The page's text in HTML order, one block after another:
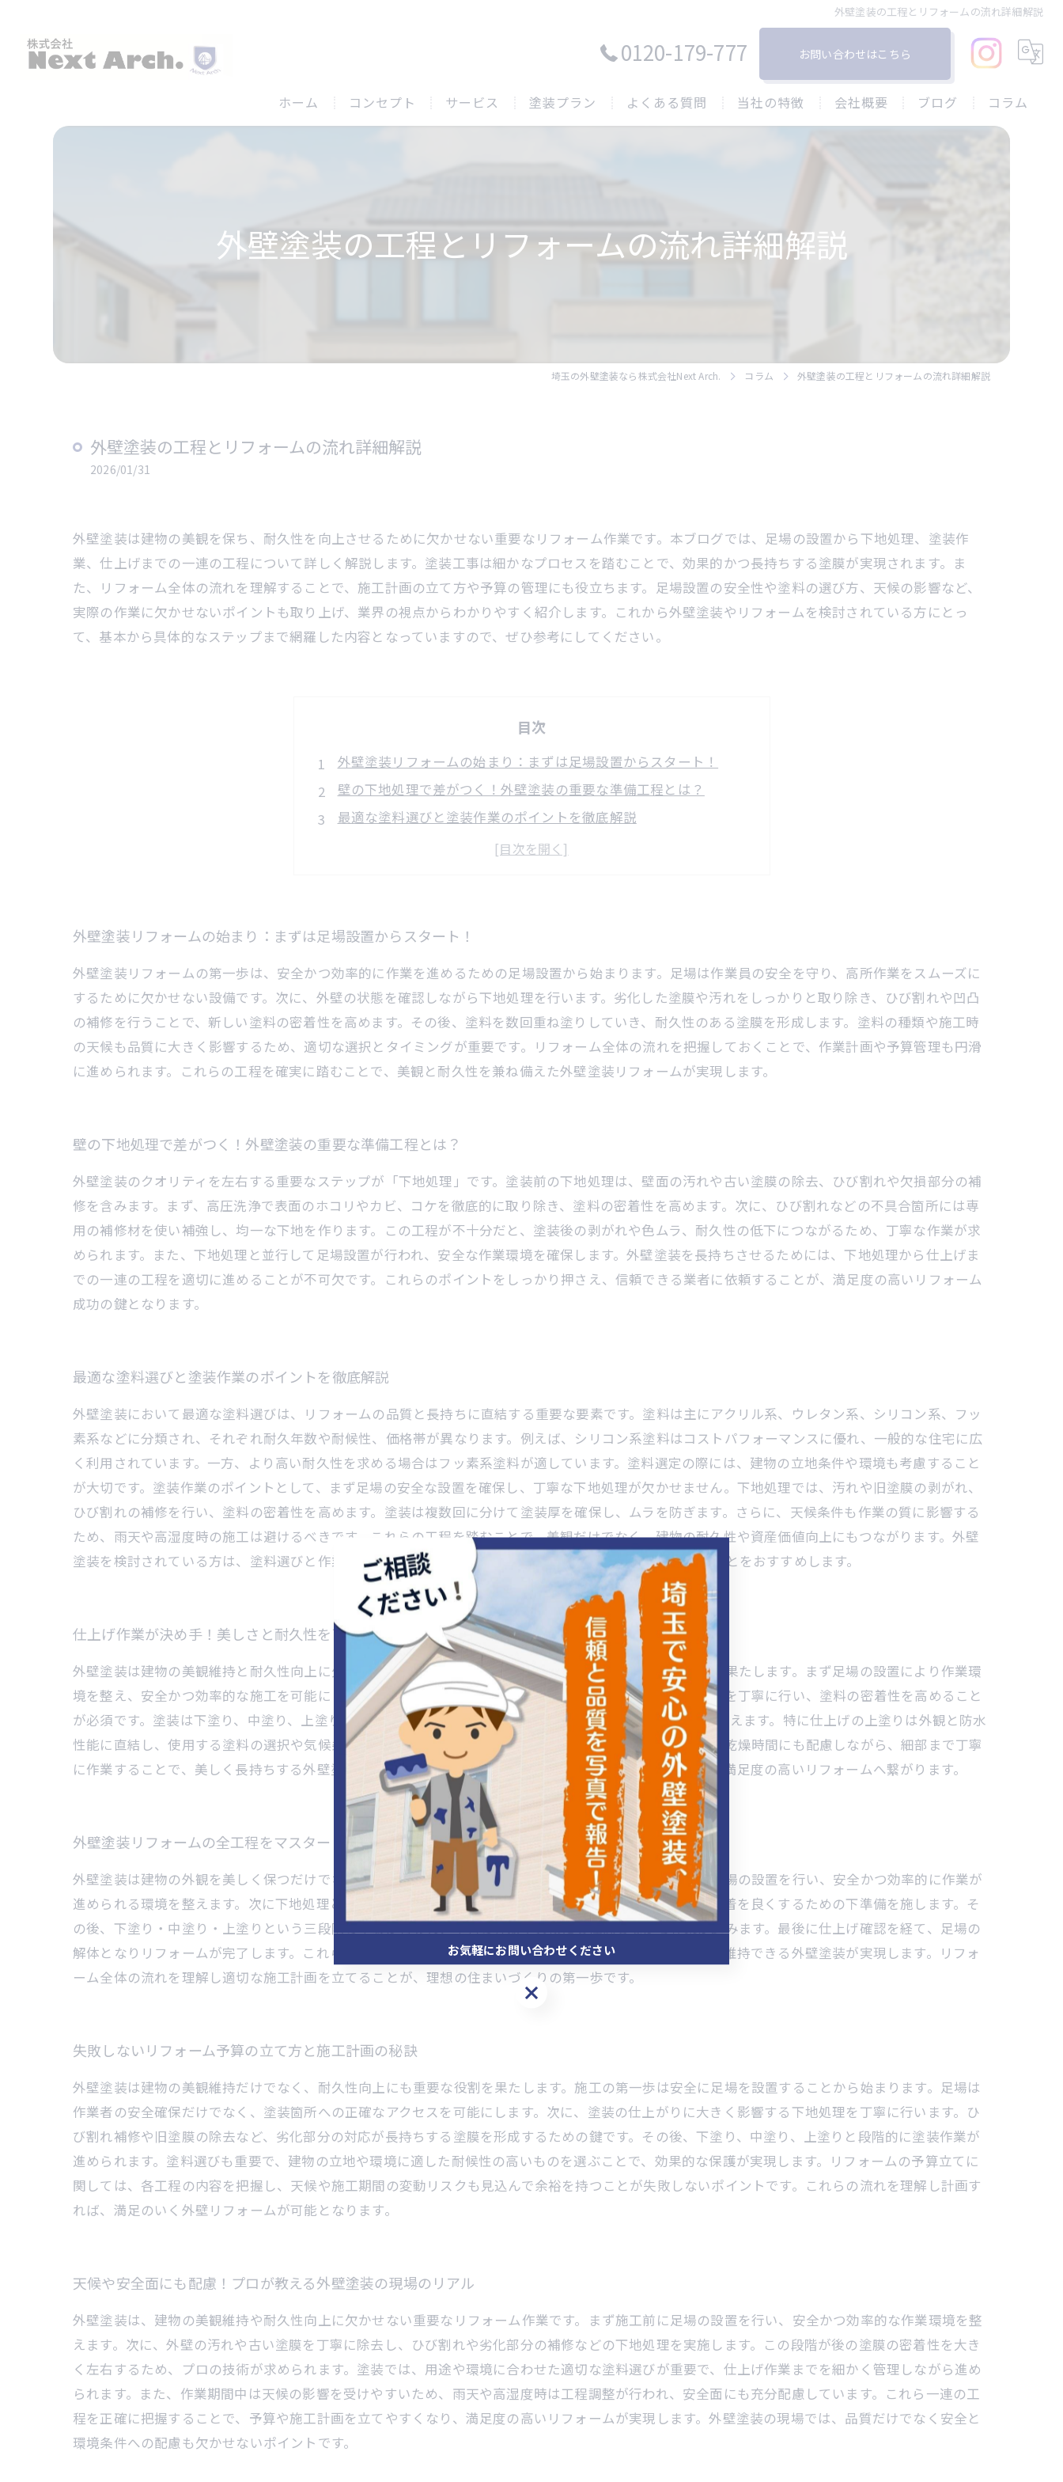
外壁塗装の工程とリフォームの流れ詳細解説
0120-179-777 お問い合わせはこちら
ホーム コンセプト サービス 塗装プラン よくある質問 当社の特徴
リフォーム
会社概要 ブログ コラム
外壁塗装の工程とリフォームの流れ詳細解説
埼玉の外壁塗装なら株式会社Next Arch. コラム 外壁塗装の工程とリフォームの流れ詳細解説
外壁塗装の工程とリフォームの流れ詳細解説
2026/01/31
外壁塗装は建物の美観を保ち、耐久性を向上させるために欠かせない重要なリフォーム作業です。本ブログでは、足場の設置から下地処理、塗装作
業、仕上げまでの一連の工程について詳しく解説します。塗装工事は細かなプロセスを踏むことで、効果的かつ長持ちする塗膜が実現されます。ま
た、リフォーム全体の流れを理解することで、施工計画の立て方や予算の管理にも役立ちます。足場設置の安全性や塗料の選び方、天候の影響など、
実際の作業に欠かせないポイントも取り上げ、業界の視点からわかりやすく紹介します。これから外壁塗装やリフォームを検討されている方にとっ
て、基本から具体的なステップまで網羅した内容となっていますので、ぜひ参考にしてください。
目次
外壁塗装リフォームの始まり：まずは足場設置からスタート！
壁の下地処理で差がつく！外壁塗装の重要な準備工程とは？
最適な塗料選びと塗装作業のポイントを徹底解説
仕上げ作業が決め手！美しさと耐久性を両立する外壁塗装のコツ
天候や安全面にも配慮！プロが教える外壁塗装の現場のリアル
外壁塗装リフォームの始まり：まずは足場設置からスタート！
外壁塗装リフォームの第一歩は、安全かつ効率的に作業を進めるための足場設置から始まります。足場は作業員の安全を守り、高所作業をスムーズに
するために欠かせない設備です。次に、外壁の状態を確認しながら下地処理を行います。劣化した塗膜や汚れをしっかりと取り除き、ひび割れや凹凸
の補修を行うことで、新しい塗料の密着性を高めます。その後、塗料を数回重ね塗りしていき、耐久性のある塗膜を形成します。塗料の種類や施工時
の天候も品質に大きく影響するため、適切な選択とタイミングが重要です。リフォーム全体の流れを把握しておくことで、作業計画や予算管理も円滑
に進められます。これらの工程を確実に踏むことで、美観と耐久性を兼ね備えた外壁塗装リフォームが実現します。
壁の下地処理で差がつく！外壁塗装の重要な準備工程とは？
外壁塗装のクオリティを左右する重要なステップが「下地処理」です。塗装前の下地処理は、壁面の汚れや古い塗膜の除去、ひび割れや欠損部分の補
修を含みます。まず、高圧洗浄で表面のホコリやカビ、コケを徹底的に取り除き、塗料の密着性を高めます。次に、ひび割れなどの不具合箇所には専
用の補修材を使い補強し、均一な下地を作ります。この工程が不十分だと、塗装後の剥がれや色ムラ、耐久性の低下につながるため、丁寧な作業が求
められます。また、下地処理と並行して足場設置が行われ、安全な作業環境を確保します。外壁塗装を長持ちさせるためには、下地処理から仕上げま
での一連の工程を適切に進めることが不可欠です。これらのポイントをしっかり押さえ、信頼できる業者に依頼することが、満足度の高いリフォーム
成功の鍵となります。
最適な塗料選びと塗装作業のポイントを徹底解説
外壁塗装において最適な塗料選びは、リフォームの品質と長持ちに直結する重要な要素です。塗料は主にアクリル系、ウレタン系、シリコン系、フッ
素系などに分類され、それぞれ耐久年数や耐候性、価格帯が異なります。例えば、シリコン系塗料はコストパフォーマンスに優れ、一般的な住宅に広
く利用されています。一方、より高い耐久性を求める場合はフッ素系塗料が適しています。塗料選定の際には、建物の立地条件や環境も考慮すること
が大切です。塗装作業のポイントとして、まず足場の安全な設置を確保し、丁寧な下地処理が欠かせません。下地処理では、汚れや旧塗膜の剥がれ、
ひび割れの補修を行い、塗料の密着性を高めます。塗装は複数回に分けて塗装厚を確保し、ムラを防ぎます。さらに、天候条件も作業の質に影響する
ため、雨天や高湿度時の施工は避けるべきです。これらの工程を踏むことで、美観だけでなく、建物の耐久性や資産価値向上にもつながります。外壁
塗装を検討されている方は、塗料選びと作業ポイントをしっかり理解し、信頼できる施工業者に相談することをおすすめします。
仕上げ作業が決め手！美しさと耐久性を両立する外壁塗装のコツ
外壁塗装は建物の美観維持と耐久性向上に欠かせない作業であり、その成功には仕上げ作業が重要な役割を果たします。まず足場の設置により作業環
境を整え、安全かつ効率的な施工を可能にします。次に、下地処理として古い塗膜の除去やひび割れの補修を丁寧に行い、塗料の密着性を高めること
が必須です。塗装は下塗り、中塗り、上塗りの3層構造で施工され、それぞれの層が塗膜の強度と耐久性を支えます。特に仕上げの上塗りは外観と防水
性能に直結し、使用する塗料の選択や気候条件への対応が品質維持のポイントです。塗料の種類や塗布量、乾燥時間にも配慮しながら、細部まで丁寧
に作業することで、美しく長持ちする外壁塗装が実現します。これらの工程を理解し適切に進めることが、満足度の高いリフォームへ繋がります。
外壁塗装リフォームの全工程をマスターして理想の住まいを実現！
外壁塗装は建物の外観を美しく保つだけでなく、耐久性を高める重要なリフォーム工程です。まず最初に足場の設置を行い、安全かつ効率的に作業が
進められる環境を整えます。次に下地処理として、古い塗膜の剥がしやクラックの補修を徹底し、塗料の密着を良くするための下準備を施します。そ
の後、下塗り・中塗り・上塗りという三段階の塗装が行われ、塗料の種類や天候にも注意しながら作業が進みます。最後に仕上げ確認を経て、足場の
解体となりリフォームが完了します。これらの細やかな工程を確実にこなすことで、長期間美観と機能性を維持できる外壁塗装が実現します。リフォ
ーム全体の流れを理解し適切な施工計画を立てることが、理想の住まいづくりの第一歩です。
失敗しないリフォーム予算の立て方と施工計画の秘訣
外壁塗装は建物の美観維持だけでなく、耐久性向上にも重要な役割を果たします。施工の第一歩は安全に足場を設置することから始まります。足場は
作業者の安全確保だけでなく、塗装箇所への正確なアクセスを可能にします。次に、塗装の仕上がりに大きく影響する下地処理を丁寧に行います。ひ
び割れ補修や旧塗膜の除去など、劣化部分の対応が長持ちする塗膜を形成するための鍵です。その後、下塗り、中塗り、上塗りと段階的に塗装作業が
進められます。塗料選びも重要で、建物の立地や環境に適した耐候性の高いものを選ぶことで、効果的な保護が実現します。リフォームの予算立てに
関しては、各工程の内容を把握し、天候や施工期間の変動リスクも見込んで余裕を持つことが失敗しないポイントです。これらの流れを理解し計画す
れば、満足のいく外壁リフォームが可能となります。
天候や安全面にも配慮！プロが教える外壁塗装の現場のリアル
外壁塗装は、建物の美観維持や耐久性向上に欠かせない重要なリフォーム作業です。まず施工前に足場の設置を行い、安全かつ効率的な作業環境を整
えます。次に、外壁の汚れや古い塗膜を丁寧に除去し、ひび割れや劣化部分の補修などの下地処理を実施します。この段階が後の塗膜の密着性を大き
く左右するため、プロの技術が求められます。塗装では、用途や環境に合わせた適切な塗料選びが重要で、仕上げ作業までを細かく管理しながら進め
られます。また、作業期間中は天候の影響を受けやすいため、雨天や高湿度時は工程調整が行われ、安全面にも充分配慮しています。これら一連の工
程を正確に把握することで、予算や施工計画を立てやすくなり、満足度の高いリフォームが実現します。外壁塗装の現場では、品質だけでなく安全と
環境条件への配慮も欠かせないポイントです。
お気軽にお問い合わせください
お気軽にお問い合わせください